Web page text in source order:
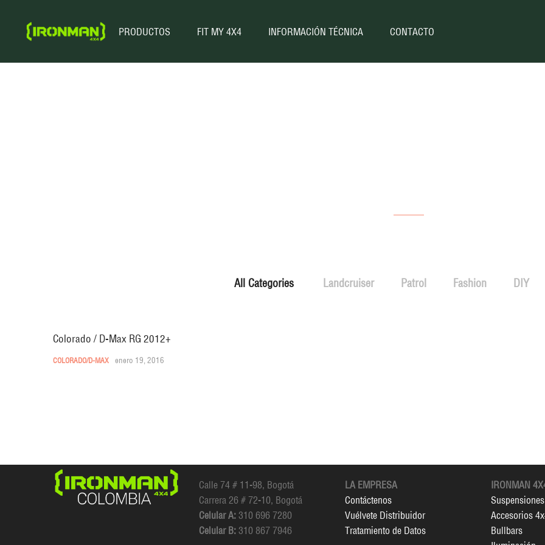
PRODUCTOS FIT MY 4X4 INFORMACIÓN TÉCNICA CONTACTO
All Categories Landcruiser Patrol Fashion DIY
Colorado / D-Max RG 2012+
COLORADO/D-MAX enero 19, 2016
Calle 74 # 11-98, Bogotá
Carrera 26 # 72-10, Bogotá
Celular A: 310 696 7280
Celular B: 310 867 7946
LA EMPRESA
Contáctenos
Vuélvete Distribuidor
Tratamiento de Datos
IRONMAN
Suspensiones
Accesorios
Bullbars